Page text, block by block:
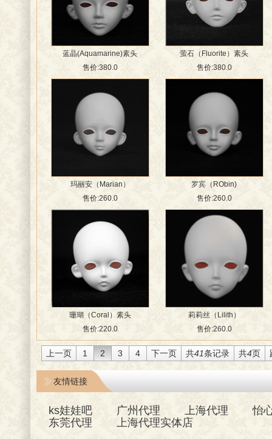
蓝晶(Aquamarine)素头
售价:380.0
萤石（Fluorite）素头
售价:380.0
玛丽安（Marian）
售价:260.0
罗宾（RObin)
售价:260.0
珊瑚（Coral）素头
售价:220.0
莉莉丝（Lilith）
售价:260.0
上一页 1 2 3 4 下一页 共41条记录 共4页
友情链接
ks娃娃吧 广州代理 上海代理
怡
东莞代理
上海代理实体店